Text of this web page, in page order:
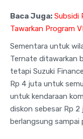
Baca Juga: Subsidi
Tawarkan Program
Sementara untuk
Ternate ditawarkan
tetapi Suzuki
Rp 4 juta untuk
untuk kendaraan
diskon sebesar Rp
berlangsung sampai